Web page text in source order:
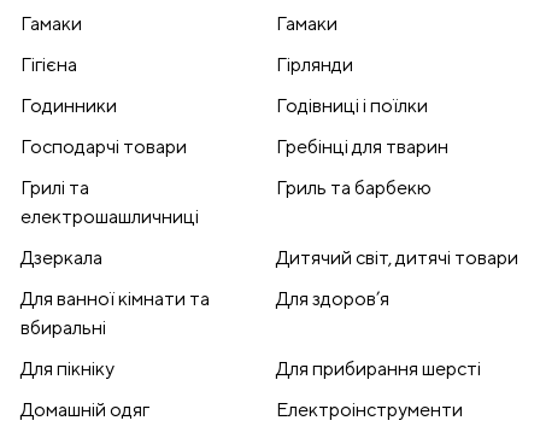
Гамаки
Гамаки
Гігієна
Гірлянди
Годинники
Годівниці і поїлки
Господарчі товари
Гребінці для тварин
Грилі та
електрошашличниці
Гриль та барбекю
Дзеркала
Дитячий світ, дитячі товари
Для ванної кімнати та
вбиральні
Для здоров’я
Для пікніку
Для прибирання шерсті
Домашній одяг
Електроінструменти